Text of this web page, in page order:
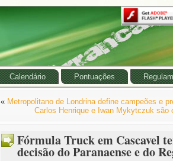
Calendário Pontuações
« Metropolitano de Londrina define campeões e
Carlos Henrique e Iwan Mykytczuk
Fórmula Truck em Cascavel
decisão do Paranaense e do